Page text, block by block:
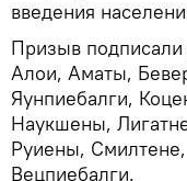
введения
Призыв подписали
Алои, Аматы,
Яунпиебалги,
Наукшены,
Руиены,
Вецпиебалги.